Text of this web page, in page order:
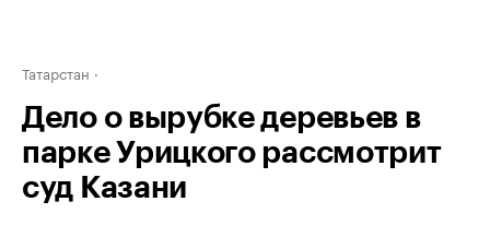
Татарстан
Дело о вырубке деревьев в
парке Урицкого рассмотрит
суд Казани